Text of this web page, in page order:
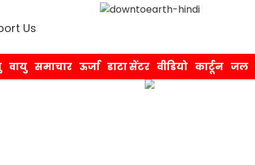
Us
वायु समाचार ऊर्जा डाटा सेंटर वीडियो कार्टून जल